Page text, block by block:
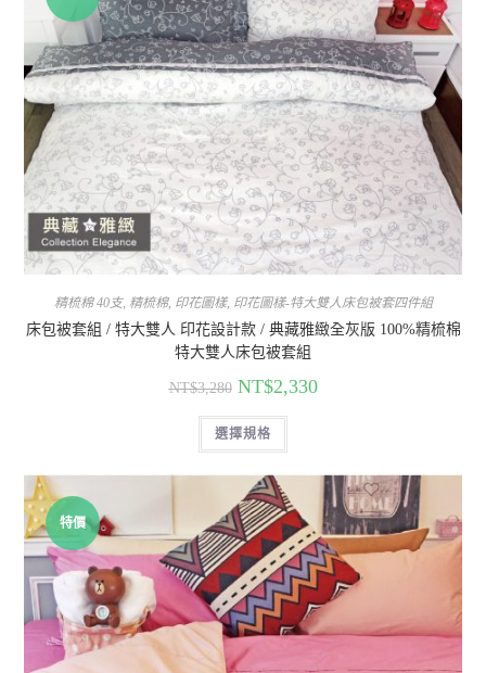
精梳棉 40支, 精梳棉, 印花圖樣, 印花圖樣-特大雙人床包被套四件組
床包被套組 / 特大雙人 印花設計款 / 典藏雅緻全灰版 100%精梳棉
特大雙人床包被套組
NT$3,280 NT$2,330
選擇規格
特價